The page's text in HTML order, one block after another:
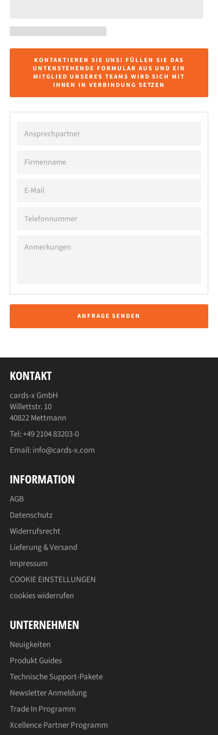
KONTAKTIEREN SIE UNS! FÜLLEN SIE DAS
UNTENSTEHENDE FORMULAR AUS UND EIN
MITGLIED UNSERES TEAMS WIRD SICH MIT
IHNEN IN VERBINDUNG SETZEN
MAIL
ANFRAGE SENDEN
KONTAKT
cards-x GmbH
Willettstr. 10
40822 Mettmann
Tel:+49 2104 83203-0
Email: info@cards-x.com
INFORMATION
AGB
Datenschutz
Widerrufsrecht
Lieferung & Versand
Impressum
COOKIE EINSTELLUNGEN
cookies widerrufen
UNTERNEHMEN
Neuigkeiten
Produkt Guides
Technische Support-Pakete
Newsletter Anmeldung
Trade In Programm
Xcellence Partner Programm